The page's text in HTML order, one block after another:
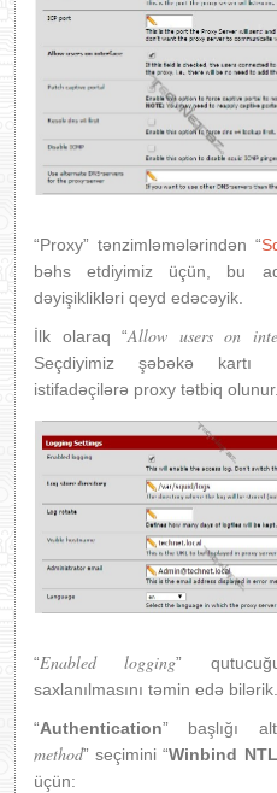
“Proxy” tənzimləmələrindən “
bəhs etdiyimiz üçün, bu
dəyişiklikləri qeyd edəcəyik.
İlk olaraq “Allow users on
Seçdiyimiz şəbəkə kartı
istifadəçilərə proxy tətbiq olunur.
“Enabled logging”
saxlanılmasını təmin edə bilərik.
“Authentication” başlığı
method” seçimini “Winbind
üçün: